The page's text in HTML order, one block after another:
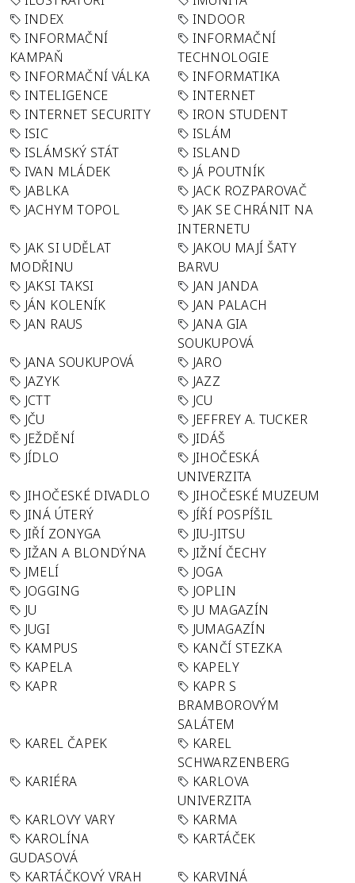
INDEX
INDOOR
INFORMAČNÍ
KAMPAŇ
INFORMAČNÍ
TECHNOLOGIE
INFORMAČNÍ VÁLKA
INFORMATIKA
INTELIGENCE
INTERNET
INTERNET SECURITY
IRON STUDENT
ISIC
ISLÁM
ISLÁMSKÝ STÁT
ISLAND
IVAN MLÁDEK
JÁ POUTNÍK
JABLKA
JACK ROZPAROVAČ
JACHYM TOPOL
JAK SE CHRÁNIT NA
INTERNETU
JAK SI UDĚLAT
MODŘINU
JAKOU MAJÍ ŠATY
BARVU
JAKSI TAKSI
JAN JANDA
JÁN KOLENÍK
JAN PALACH
JAN RAUS
JANA GIA
SOUKUPOVÁ
JANA SOUKUPOVÁ
JARO
JAZYK
JAZZ
JCTT
JCU
JČU
JEFFREY A. TUCKER
JEŽDĚNÍ
JIDÁŠ
JÍDLO
JIHOČESKÁ
UNIVERZITA
JIHOČESKÉ DIVADLO
JIHOČESKÉ MUZEUM
JINÁ ÚTERÝ
JÍŘÍ POSPÍŠIL
JIŘÍ ZONYGA
JIU-JITSU
JIŽAN A BLONDÝNA
JIŽNÍ ČECHY
JMELÍ
JOGA
JOGGING
JOPLIN
JU
JU MAGAZÍN
JUGI
JUMAGAZÍN
KAMPUS
KANČÍ STEZKA
KAPELA
KAPELY
KAPR
KAPR S
BRAMBOROVÝM
SALÁTEM
KAREL ČAPEK
KAREL
SCHWARZENBERG
KARIÉRA
KARLOVA
UNIVERZITA
KARLOVY VARY
KARMA
KAROLÍNA
GUDASOVÁ
KARTÁČEK
KARTÁČKOVÝ VRAH
KARVINÁ